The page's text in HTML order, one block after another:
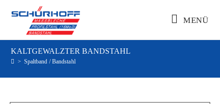
MENÜ
KALTGEWALZTER BANDSTAHL
> Spaltband / Bandstahl